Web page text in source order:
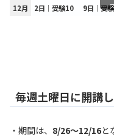
12月
2日│受験10 9日│受
毎週土曜日に開講
・期間は、 8/26～12/16と